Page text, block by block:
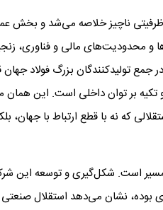
ناچیز خلاصه می‌شد و بخش
محدودیت‌های مالی و فناوری،
تولیدکنندگان بزرگ فولاد جهان
بر توان داخلی است. این همان
که نه با قطع ارتباط با
مسیر است. شکل‌گیری و توسعه این
بوده، نشان می‌دهد استقلال